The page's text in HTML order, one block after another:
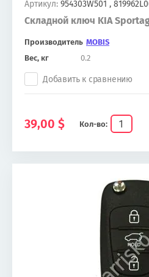
Артикул: 954303W501 ,
Складной ключ KIA
Производитель MOBIS
Вес, кг
0.2
Кол-во:
Добавить к сравнению
39,00 $